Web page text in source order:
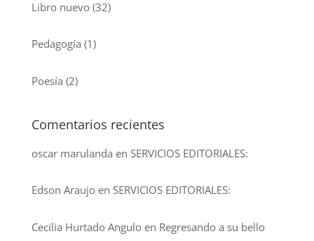
Libro nuevo(32)
Pedagogía (1)
Poesía (2)
Comentarios recientes
oscar marulanda en SERVICIOS EDITORIALES:
Edson Araujoen SERVICIOS EDITORIALES:
Cecilia Hurtado Anguloen Regresando a su bello